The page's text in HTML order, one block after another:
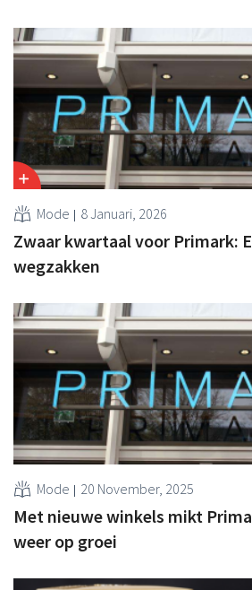
Mode 8 Januari, 2026
Zwaar kwartaal voor Primark:
wegzakken
Mode 20 November, 2025
Met nieuwe winkels mikt
weer op groei